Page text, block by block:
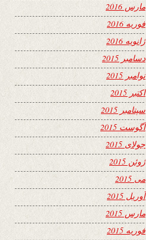
مارس 2016
فوریه 2016
ژانویه 2016
دسامبر 2015
نوامبر 2015
اکتبر 2015
سپتامبر 2015
آگوست 2015
جولای 2015
ژوئن 2015
می 2015
آوریل 2015
مارس 2015
فوریه 2015